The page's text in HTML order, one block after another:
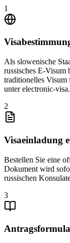
1
Als slowenische
russisches E-Visum
traditionelles Visum
unter electronic-
2
Visaeinladung
Bestellen Sie eine
Dokument wird
russischen
3